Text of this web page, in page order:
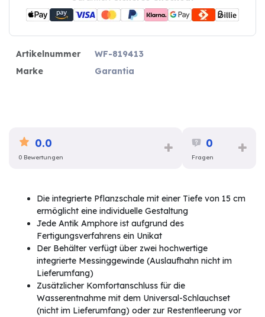
Artikelnummer
WF-819413
Marke
Garantia
0.0
0 Bewertungen
0
Fragen
Die integrierte Pflanzschale mit einer Tiefe von 15 cm
ermöglicht eine individuelle Gestaltung
Jede Antik Amphore ist aufgrund des
Fertigungsverfahrens ein Unikat
Der Behälter verfügt über zwei hochwertige
integrierte Messinggewinde (Auslaufhahn nicht im
Lieferumfang)
Zusätzlicher Komfortanschluss für die
Wasserentnahme mit dem Universal-Schlauchset
(nicht im Lieferumfang) oder zur Restentleerung vor